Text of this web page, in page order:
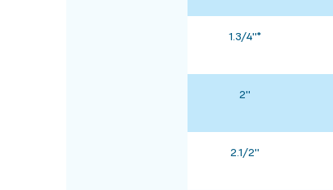
1.3/4"*
2"
2.1/2"